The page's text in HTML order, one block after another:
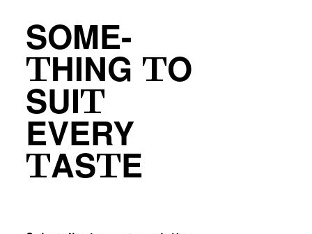
SOME-
THING TO
SUIT
EVERY
TASTE